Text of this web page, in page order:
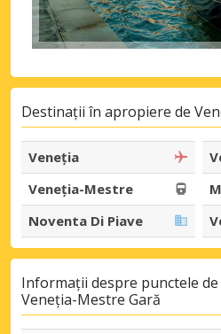
Destinații în apropiere de
Veneția
Veneția-Mestre
Noventa Di Piave
Informații despre punctele
Veneția-Mestre Gară